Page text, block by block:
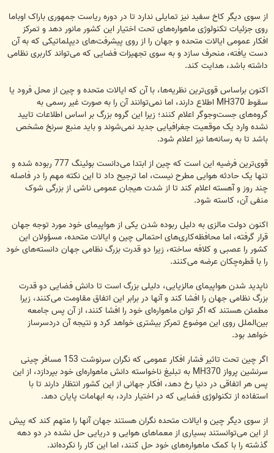
از سوی دیگر کاخ سفید نیز تمایلی ندارد تا در دوره ریاست جمهوری باراک اوباما
روی جزئیات تکنولوژی ماهواره‌های تحت اختیار این کشور مانور دهد و تمرکز
افکار عمومی ایالات متحده و جهان را از روی پیشرفت‌های دیپلماتیکی که به آن
دست یافته، منحرف سازد و به سوی تجهیزات فضایی که می‌تواند کاربری نظامی
داشته باشد، هدایت کند.
اکنون براساس قوی‌ترین نظریه‌ها، با آن که ایالات متحده و چین از محل فرود یا
سقوط MH370 اطلاع دارند، اما نمی‌توانند آن را به صورت غیر رسمی به
گروه‌های جست‌وجوگر اعلام کنند؛ زیرا این گروه بزرگ بر اساس اطلاعات تایید
نشده وارد یک موقعیت جغرافیایی جدید نمی‌شوند و باید منبع سرنخ مشخص
باشد تا به رسانه‌ها نیز اعلام شود.
قوی‌ترین فرضیه‌ این است که چین از ابتدا می‌دانست بوئینگ 777 ربوده شده و
تنها یک حادثه هوایی مطرح نیست، اما ترجیح داد تا این نکته مهم را در فاصله
چند روز و آهسته اعلام کند تا از شدت هیجان عمومی ناشی از بزرگی شوک
منفی آن، کاسته شود.
اکنون دولت مالزی به دلیل ربوده شدن یکی از هواپیمای خود مورد توجه جهان
قرار گرفته، اما محافظه‌کاری‌های احتمالی چین و ایالات متحده، مسؤولان این
کشور را عصبی و کلافه ساخته، زیرا دو قدرت بزرگ نظامی جهان دانسته‌های خود
را با قطره‌چکان عرضه می‌کنند.
ناپدید شدن هواپیمای مالزیایی، دلیلی بزرگ است تا دانش فضایی دو قدرت
بزرگ نظامی جهان را افشا کند و آنها در برابر این اتفاق مقاومت می‌کنند، زیرا
مطمئن هستند که اگر توان ماهواره‌ای خود را افشا کنند، از آن پس جامعه
بین‌الملل روی این موضوع تمرکز بیشتری خواهد کرد و نتیجه آن دردسرساز
خواهد بود.
اگر چین تحت تاثیر فشار افکار عمومی که نگران سرنوشت 153 مسافر چینی
سرنشین پرواز MH370 به تبلیغ ناخواسته دانش ماهواره‌ای خود بپردازد، از این
پس هر اتفاقی در دنیا رخ دهد، افکار جهانی از این کشور انتظار دارند تا با
استفاده از تکنولوژی فضایی که در اختیار دارد، به ابهامات پایان دهد.
از سوی دیگر چین و ایالات متحده نگران هستند جهان آنها را متهم کند که پیش
از این می‌توانستند بسیاری از معماهای هوایی و دریایی حل نشده در دو دهه
گذشته را با کمک ماهواره‌های خود حل کنند، اما این کار را نکرده‌اند.